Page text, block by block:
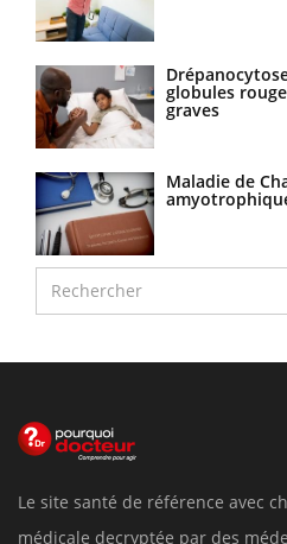
globules
graves
Maladie de
Le site santé de référence avec
médicale decryptée par des